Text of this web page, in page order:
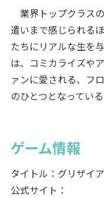
業界トップクラス
遣いまで感じられる
たちにリアルな生を
は、コミカライズや
ァンに愛される、フ
のひとつとなっている
ゲーム情報
タイトル：グリザイ
公式サイト：